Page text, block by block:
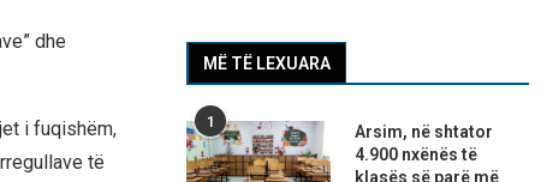
dhe
i fuqishëm,
të
MË TË LEXUARA
1
Arsim, në shtator
4.900 nxënës të
klasës së parë më